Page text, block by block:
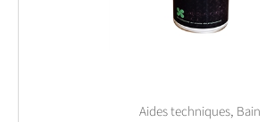
Aides techniques, Bain